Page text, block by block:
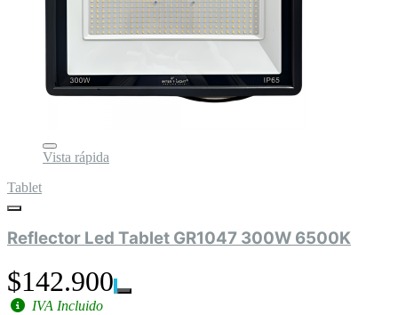
Vista rápida
Tablet
Reflector Led Tablet GR1047 300W 6500K
$142.900
IVA Incluido